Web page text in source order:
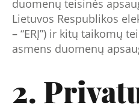
duomenų teisinės
Lietuvos Respublikos
– “ERĮ”) ir kitų taikomų
asmens duomenų
2.